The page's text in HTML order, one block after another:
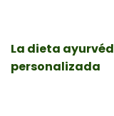
La dieta
personalizada